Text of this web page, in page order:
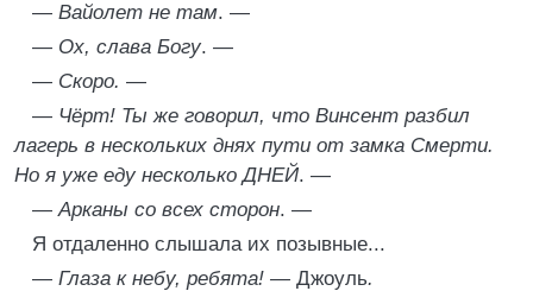
— Вайолет не там. —
— Ох, слава Богу. —
— Скоро. —
— Чёрт! Ты же говорил, что Винсент разбил
лагерь в нескольких днях пути от замка Смерти.
Но я уже еду несколько ДНЕЙ. —
—Арканы со всех сторон. —
Я отдаленно слышала их позывные...
— Глаза к небу, ребята! — Джоуль.